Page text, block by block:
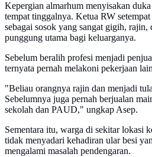
Kepergian almarhum menyisakan
tempat tinggalnya. Ketua RW
sebagai sosok yang sangat gigih, rajin,
punggung utama bagi keluarganya.
Sebelum beralih profesi menjadi
ternyata pernah melakoni pekerjaan
"Beliau orangnya rajin dan menjadi
Sebelumnya juga pernah berjualan
sekolah dan PAUD," ungkap Asep.
Sementara itu, warga di sekitar lokasi
tidak menyadari kehadiran ular besi
mengalami masalah pendengaran.